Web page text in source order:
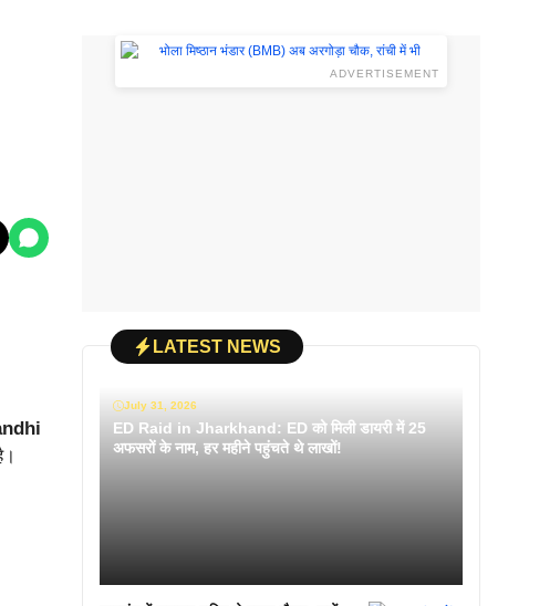
ADVERTISEMENT
LATEST NEWS
July 31, 2026
ED Raid in Jharkhand: ED को मिली डायरी में 25
अफसरों के नाम, हर महीने पहुंचते थे लाखों!